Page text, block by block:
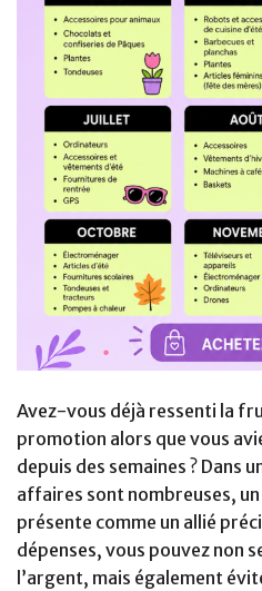
Avez-vous déjà ressenti la
promotion alors que vous
depuis des semaines ? Dans
affaires sont nombreuses, un
présente comme un allié
dépenses, vous pouvez non
l’argent, mais également